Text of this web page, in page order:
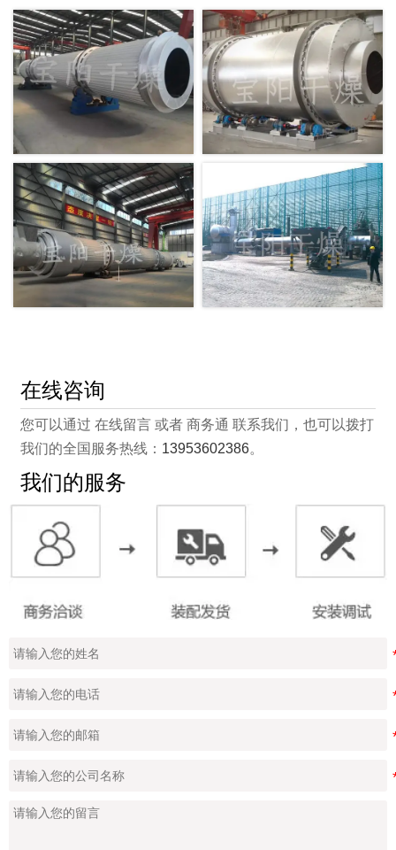
在线咨询
您可以通过 在线留言 或者 商务通 联系我们，也可以拨打
我们的全国服务热线： 13953602386。
我们的服务